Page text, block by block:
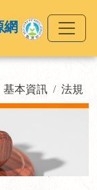
網
基本資訊 法規